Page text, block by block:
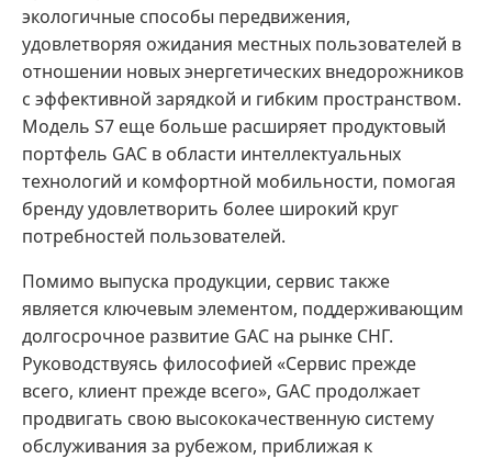
экологичные способы передвижения,
удовлетворяя ожидания местных пользователей в
отношении новых энергетических внедорожников
с эффективной зарядкой и гибким пространством.
Модель S7 еще больше расширяет продуктовый
портфель GAC в области интеллектуальных
технологий и комфортной мобильности, помогая
бренду удовлетворить более широкий круг
потребностей пользователей.
Помимо выпуска продукции, сервис также
является ключевым элементом, поддерживающим
долгосрочное развитие GAC на рынке СНГ.
Руководствуясь философией «Сервис прежде
всего, клиент прежде всего», GAC продолжает
продвигать свою высококачественную систему
обслуживания за рубежом, приближая к